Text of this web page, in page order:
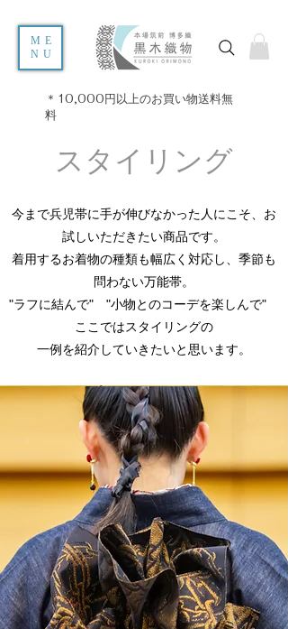
ME
NU
＊10,000円以上のお買い物送料無
料
スタイリング
今まで兵児帯に手が伸びなかった人にこそ、お
試しいただきたい商品です。
着用するお着物の種類も幅広く対応し、季節も
問わない万能帯。
"ラフに結んで" "小物とのコーデを楽しんで"
ここではスタイリングの
​一例を紹介していきたいと思います。